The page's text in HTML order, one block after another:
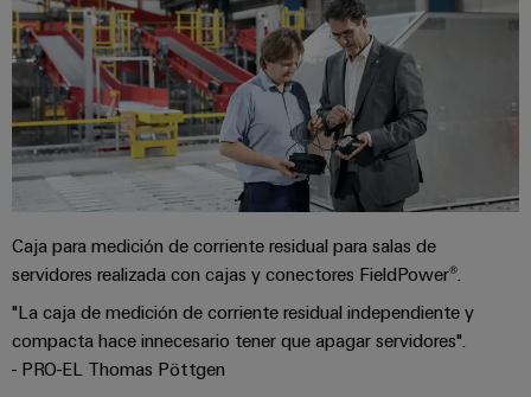
Caja para medición de corriente residual para salas de
servidores realizada con cajas y conectores FieldPower®.
"La caja de medición de corriente residual independiente y
compacta hace innecesario tener que apagar servidores".
- PRO-EL Thomas Pöttgen